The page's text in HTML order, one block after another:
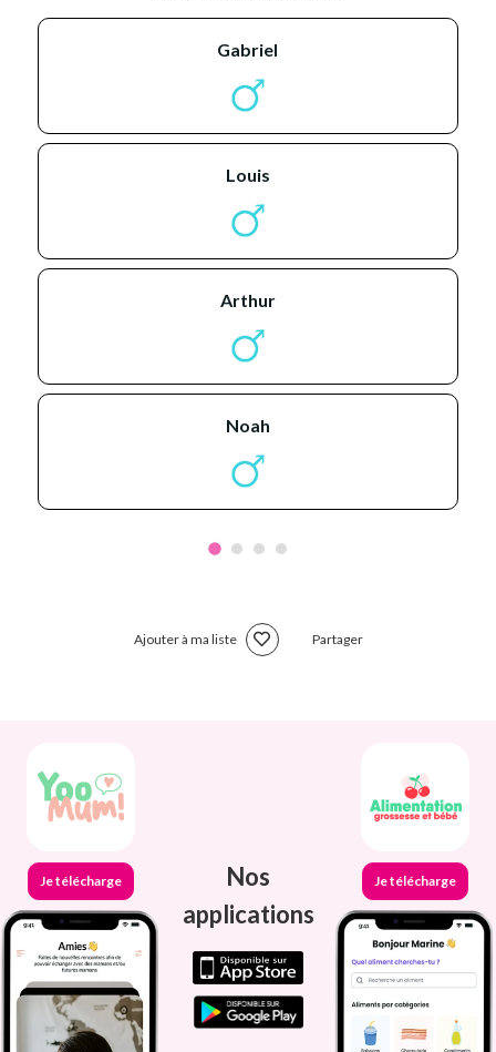
gabriel
louis
arthur
noah
Ajouter à ma liste Partager
Je télécharge
Nos
applications
Je télécharge